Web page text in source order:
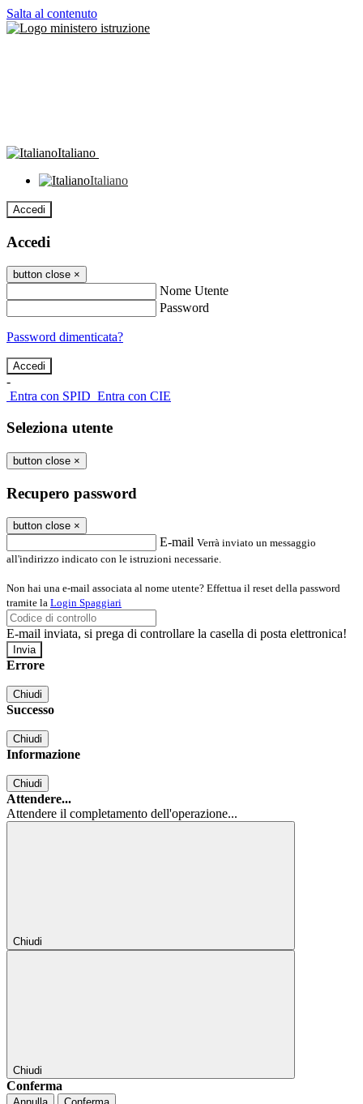
Salta al contenuto
Italiano
Italiano
Accedi
Accedi
button close ×
Nome Utente
Password
Password dimenticata?
-
Entra con SPID Entra con CIE
Seleziona utente
button close ×
Recupero password
button close ×
E-mail Verrà inviato un messaggio
all'indirizzo indicato con le istruzioni necessarie.
Non hai una e-mail associata al nome utente? Effettua il reset della password
tramite la Login Spaggiari
E-mail inviata, si prega di controllare la casella di posta elettronica!
Errore
Chiudi
Successo
Chiudi
Informazione
Chiudi
Attendere...
Attendere il completamento dell'operazione...
Chiudi
Chiudi
Conferma